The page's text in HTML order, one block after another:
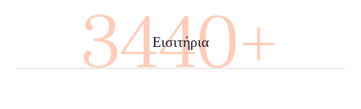
3640+
Εισιτήρια